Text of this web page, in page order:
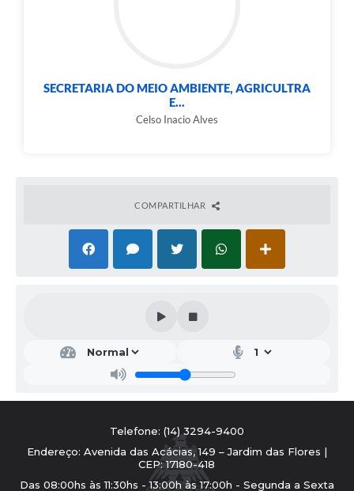
SECRETARIA DO MEIO AMBIENTE, AGRICULTRA
E...
Celso Inacio Alves
COMPARTILHAR
Telefone: (14) 3294-9400
Endereço: Avenida das Acácias, 149 – Jardim das Flores |
CEP: 17180-418
Das 08:00hs às 11:30hs - 13:00h às 17:00h - Segunda a Sexta